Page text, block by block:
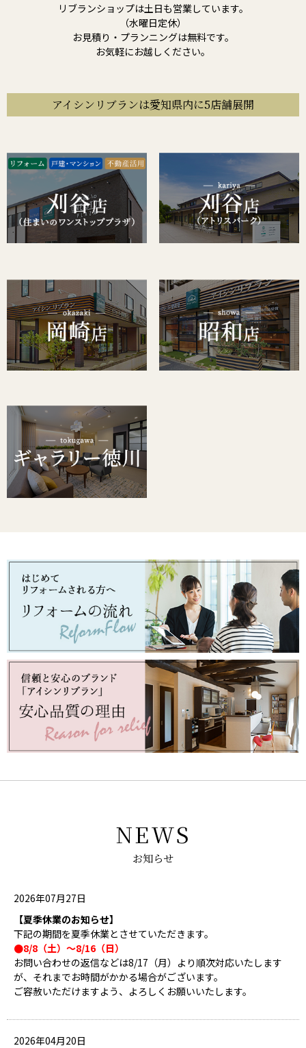
リブランショップは土日も営業しています。
（水曜日定休）
お見積り・プランニングは無料です。
お気軽にお越しください。
アイシンリブランは愛知県内に5店舗展開
NEWS
お知らせ
2026年07月27日
【夏季休業のお知らせ】
下記の期間を夏季休業とさせていただきます。
●8/8（土）～8/16（日）
お問い合わせの返信などは8/17（月）より順次対応いたします
が、それまでお時間がかかる場合がございます。
ご容赦いただけますよう、よろしくお願いいたします。
2026年04月20日